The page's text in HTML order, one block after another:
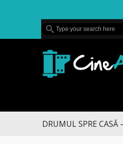
DRUMUL SPRE CASĂ